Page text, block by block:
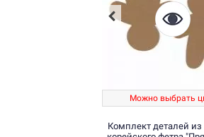
Можно выбрать
Комплект деталей из